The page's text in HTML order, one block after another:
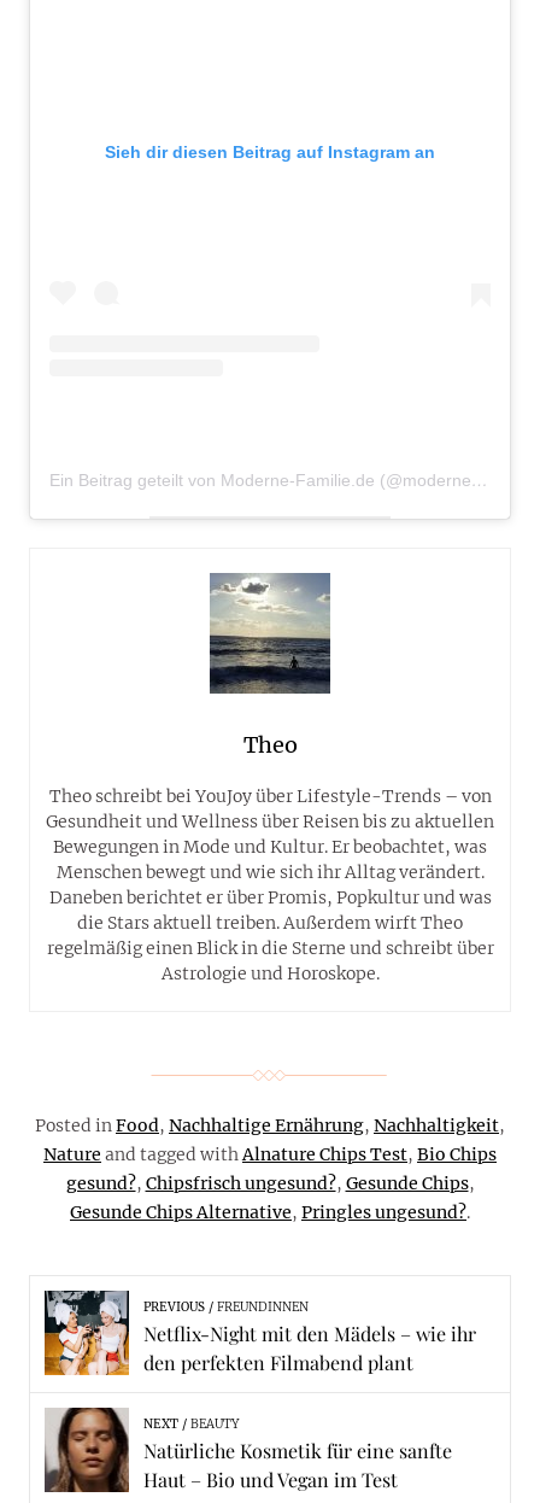
Sieh dir diesen Beitrag auf Instagram an
Ein Beitrag geteilt von Moderne-Familie.de (@moderne.familie)
Theo
Theo schreibt bei YouJoy über Lifestyle-Trends – von
Gesundheit und Wellness über Reisen bis zu aktuellen
Bewegungen in Mode und Kultur. Er beobachtet, was
Menschen bewegt und wie sich ihr Alltag verändert.
Daneben berichtet er über Promis, Popkultur und was
die Stars aktuell treiben. Außerdem wirft Theo
regelmäßig einen Blick in die Sterne und schreibt über
Astrologie und Horoskope.
Posted inFood, Nachhaltige Ernährung, Nachhaltigkeit,
Nature and tagged withAlnature Chips Test, Bio Chips
gesund?, Chipsfrisch ungesund?, Gesunde Chips,
Gesunde Chips Alternative, Pringles ungesund?.
PREVIOUS FREUNDINNEN
Netflix-Night mit den Mädels – wie ihr
den perfekten Filmabend plant
NEXT BEAUTY
Natürliche Kosmetik für eine sanfte
Haut – Bio und Vegan im Test